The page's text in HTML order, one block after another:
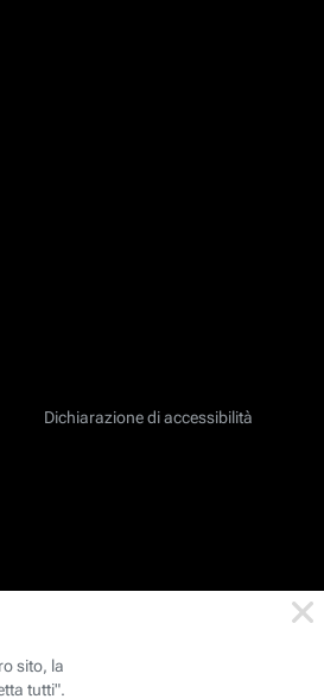
Dichiarazione di accessibilità